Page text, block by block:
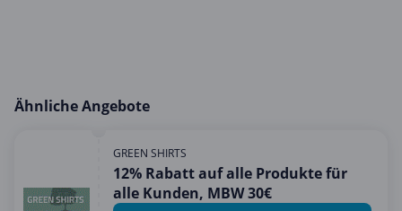
Ähnliche Angebote
GREEN SHIRTS
12% Rabatt auf alle Produkte für
alle Kunden, MBW 30€